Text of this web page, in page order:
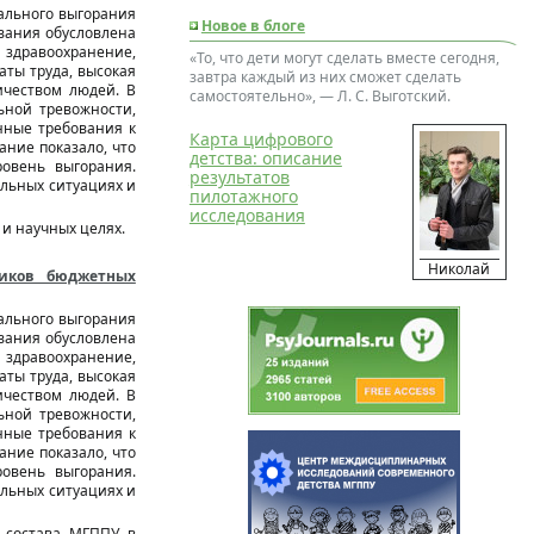
выгорания
обусловлена
труда, высокая
людей. В
тревожности,
требования к
показало, что
выгорания.
ситуациях и
научных целях.
бюджетных
выгорания
обусловлена
труда, высокая
людей. В
тревожности,
требования к
показало, что
выгорания.
ситуациях и
Новое в блоге
«То, что дети могут сделать вместе сегодня,
завтра каждый из них сможет сделать
самостоятельно», — Л. С. Выготский.
Николай
Карта цифрового
детства: описание
результатов
пилотажного
исследования